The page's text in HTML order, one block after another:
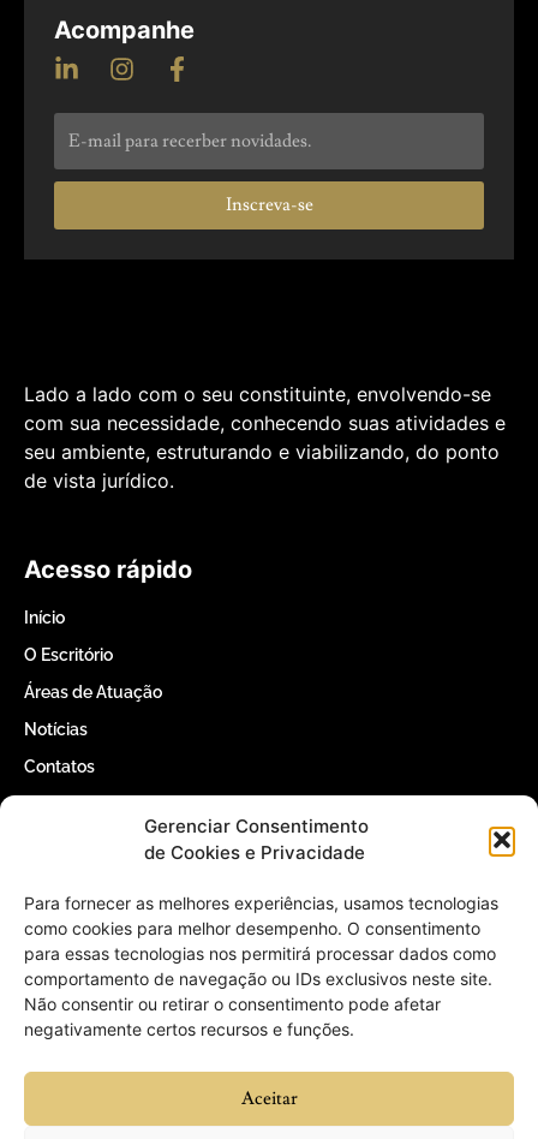
Gerenciar Consentimento
de Cookies e Privacidade
Para fornecer as melhores experiências, usamos tecnologias
como cookies para melhor desempenho. O consentimento
para essas tecnologias nos permitirá processar dados como
comportamento de navegação ou IDs exclusivos neste site.
Não consentir ou retirar o consentimento pode afetar
negativamente certos recursos e funções.
Aceitar
Acompanhe
Inscreva-se
Lado a lado com o seu constituinte, envolvendo-se
com sua necessidade, conhecendo suas atividades e
seu ambiente, estruturando e viabilizando, do ponto
de vista jurídico.
Acesso rápido
Início
O Escritório
Áreas de Atuação
Notícias
Contatos
(61) 3366-5000
contato@willertomaz.adv.br
QI 1 Conjunto 4 Casa 25 – Lago Sul,